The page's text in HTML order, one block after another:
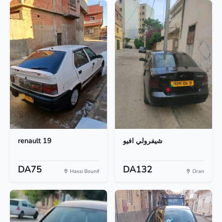
renault 19
DA75 Hassi Bounif
شيفرولي افيو
DA132 Oran